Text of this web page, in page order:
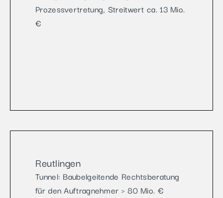
Prozessvertretung, Streitwert ca. 13 Mio.
€
Reutlingen
Tunnel: Baubelgeitende Rechtsberatung
für den Auftragnehmer > 80 Mio. €